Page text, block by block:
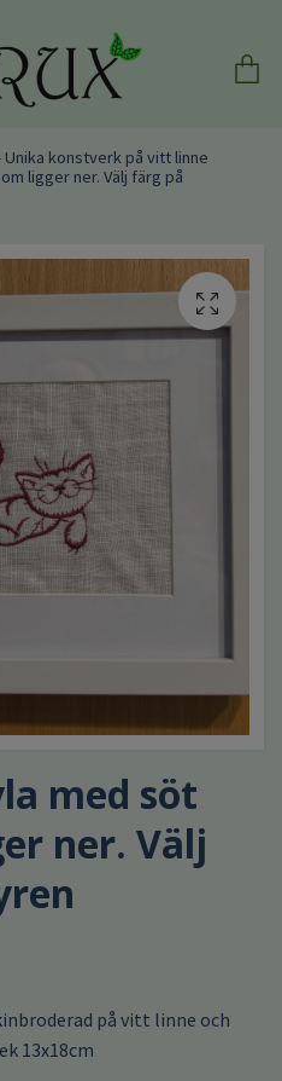
konstverk på vitt linne
ligger ner. Välj färg på
med söt
ner. Välj
på vitt linne och
13x18cm